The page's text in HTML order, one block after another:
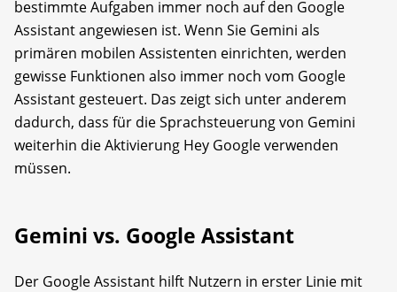
bestimmte Aufgaben immer noch auf den Google
Assistant angewiesen ist. Wenn Sie Gemini als
primären mobilen Assistenten einrichten, werden
gewisse Funktionen also immer noch vom Google
Assistant gesteuert. Das zeigt sich unter anderem
dadurch, dass für die Sprachsteuerung von Gemini
weiterhin die Aktivierung Hey Google verwenden
müssen.
Gemini vs. Google Assistant
Der Google Assistant hilft Nutzern in erster Linie mit